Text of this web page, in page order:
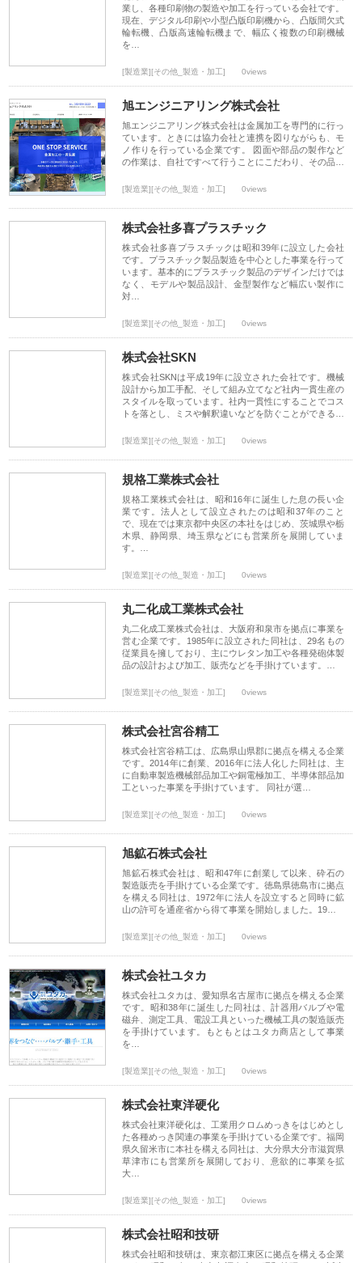
業し、各種印刷物の製造や加工を行っている会社です。
現在、デジタル印刷や小型凸版印刷機から、凸版間欠式
輪転機、凸版高速輪転機まで、幅広く複数の印刷機械
を…
[製造業][その他_製造・加工] 0views
旭エンジニアリング株式会社
旭エンジニアリング株式会社は金属加工を専門的に行っ
ています。ときには協力会社と連携を図りながらも、モ
ノ作りを行っている企業です。 図面や部品の製作など
の作業は、自社ですべて行うことにこだわり、その品…
[製造業][その他_製造・加工] 0views
株式会社多喜プラスチック
株式会社多喜プラスチックは昭和39年に設立した会社
です。プラスチック製品製造を中心とした事業を行って
います。基本的にプラスチック製品のデザインだけでは
なく、モデルや製品設計、金型製作など幅広い製作に
対…
[製造業][その他_製造・加工] 0views
株式会社SKN
株式会社SKNは平成19年に設立された会社です。機械
設計から加工手配、そして組み立てなど社内一貫生産の
スタイルを取っています。社内一貫性にすることでコス
トを落とし、ミスや解釈違いなどを防ぐことができる…
[製造業][その他_製造・加工] 0views
規格工業株式会社
規格工業株式会社は、昭和16年に誕生した息の長い企
業です。法人として設立されたのは昭和37年のこと
で、現在では東京都中央区の本社をはじめ、茨城県や栃
木県、静岡県、埼玉県などにも営業所を展開していま
す。…
[製造業][その他_製造・加工] 0views
丸二化成工業株式会社
丸二化成工業株式会社は、大阪府和泉市を拠点に事業を
営む企業です。1985年に設立された同社は、29名もの
従業員を擁しており、主にウレタン加工や各種発砲体製
品の設計および加工、販売などを手掛けています。…
[製造業][その他_製造・加工] 0views
株式会社宮谷精工
株式会社宮谷精工は、広島県山県郡に拠点を構える企業
です。2014年に創業、2016年に法人化した同社は、主
に自動車製造機械部品加工や銅電極加工、半導体部品加
工といった事業を手掛けています。 同社が選…
[製造業][その他_製造・加工] 0views
旭鉱石株式会社
旭鉱石株式会社は、昭和47年に創業して以来、砕石の
製造販売を手掛けている企業です。徳島県徳島市に拠点
を構える同社は、1972年に法人を設立すると同時に鉱
山の許可を通産省から得て事業を開始しました。19…
[製造業][その他_製造・加工] 0views
株式会社ユタカ
株式会社ユタカは、愛知県名古屋市に拠点を構える企業
です。昭和38年に誕生した同社は、計器用バルブや電
磁弁、測定工具、電設工具といった機械工具の製造販売
を手掛けています。もともとはユタカ商店として事業
を…
[製造業][その他_製造・加工] 0views
株式会社東洋硬化
株式会社東洋硬化は、工業用クロムめっきをはじめとし
た各種めっき関連の事業を手掛けている企業です。福岡
県久留米市に本社を構える同社は、大分県大分市滋賀県
草津市にも営業所を展開しており、意欲的に事業を拡
大…
[製造業][その他_製造・加工] 0views
株式会社昭和技研
株式会社昭和技研は、東京都江東区に拠点を構える企業